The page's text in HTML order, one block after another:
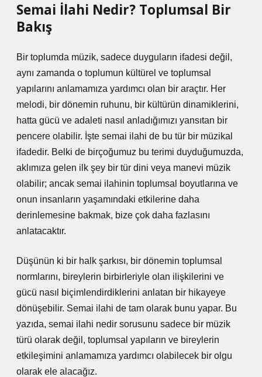
Semai İlahi Nedir? Toplumsal Bir
Bakış
Bir toplumda müzik, sadece duyguların ifadesi değil,
aynı zamanda o toplumun kültürel ve toplumsal
yapılarını anlamamıza yardımcı olan bir araçtır. Her
melodi, bir dönemin ruhunu, bir kültürün dinamiklerini,
hatta gücü ve adaleti nasıl anladığımızı yansıtan bir
pencere olabilir. İşte semai ilahi de bu tür bir müzikal
ifadedir. Belki de birçoğumuz bu terimi duyduğumuzda,
aklımıza gelen ilk şey bir tür dini veya manevi müzik
olabilir; ancak semai ilahinin toplumsal boyutlarına ve
onun insanların yaşamındaki etkilerine daha
derinlemesine bakmak, bize çok daha fazlasını
anlatacaktır.
Düşünün ki bir halk şarkısı, bir dönemin toplumsal
normlarını, bireylerin birbirleriyle olan ilişkilerini ve
gücü nasıl biçimlendirdiklerini anlatan bir hikayeye
dönüşebilir. Semai ilahi de tam olarak bunu yapar. Bu
yazıda, semai ilahi nedir sorusunu sadece bir müzik
türü olarak değil, toplumsal yapıların ve bireylerin
etkileşimini anlamamıza yardımcı olabilecek bir olgu
olarak ele alacağız.